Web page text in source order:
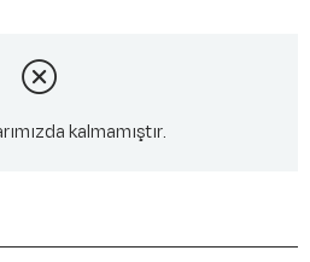
kalmamıştır.